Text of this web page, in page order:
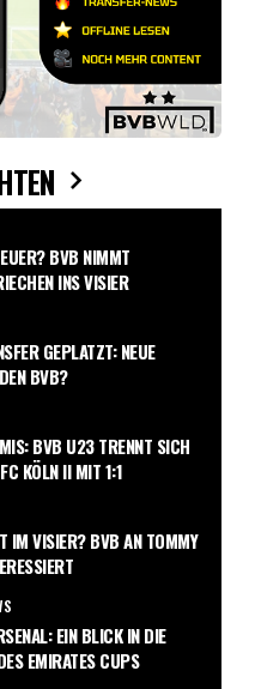
BVB NIMMT
INS VISIER
GEPLATZT: NEUE
BVB?
BVB U23 TRENNT SICH
KÖLN II MIT 1:1
IM VISIER? BVB AN TOMMY
EIN BLICK IN DIE
EMIRATES CUPS